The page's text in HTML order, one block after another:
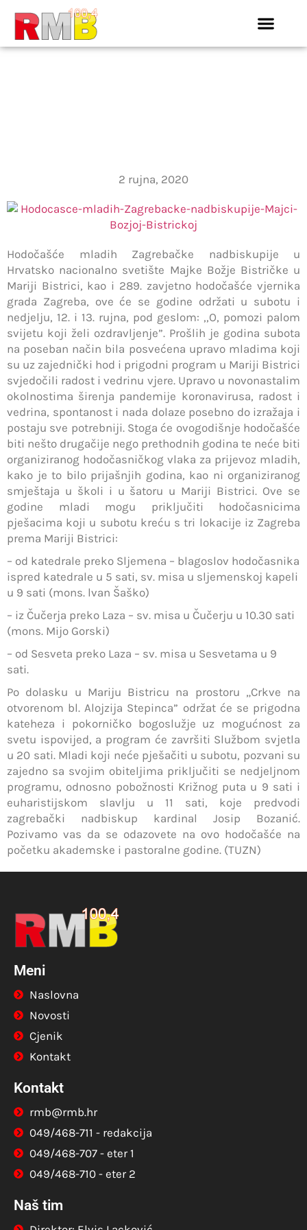
2 rujna, 2020
Hodočašće mladih Zagrebačke nadbiskupije u
Hrvatsko nacionalno svetište Majke Božje Bistričke u
Mariji Bistrici, kao i 289. zavjetno hodočašće vjernika
grada Zagreba, ove će se godine održati u subotu i
nedjelju, 12. i 13. rujna, pod geslom: ,,O, pomozi palom
svijetu koji želi ozdravljenje”. Prošlih je godina subota
na poseban način bila posvećena upravo mladima koji
su uz zajednički hod i prigodni program u Mariji Bistrici
svjedočili radost i vedrinu vjere. Upravo u novonastalim
okolnostima širenja pandemije koronavirusa, radost i
vedrina, spontanost i nada dolaze posebno do izražaja i
postaju sve potrebniji. Stoga će ovogodišnje hodočašće
biti nešto drugačije nego prethodnih godina te neće biti
organiziranog hodočasničkog vlaka za prijevoz mladih,
kako je to bilo prijašnjih godina, kao ni organiziranog
smještaja u školi i u šatoru u Mariji Bistrici. Ove se
godine mladi mogu priključiti hodočasnicima
pješacima koji u subotu kreću s tri lokacije iz Zagreba
prema Mariji Bistrici:
– od katedrale preko Sljemena – blagoslov hodočasnika
ispred katedrale u 5 sati, sv. misa u sljemenskoj kapeli
u 9 sati (mons. lvan Šaško)
– iz Čučerja preko Laza – sv. misa u Čučerju u 10.30 sati
(mons. Mijo Gorski)
– od Sesveta preko Laza – sv. misa u Sesvetama u 9
sati.
Po dolasku u Mariju Bistricu na prostoru „Crkve na
otvorenom bl. Alojzija Stepinca” održat će se prigodna
kateheza i pokorničko bogoslužje uz mogućnost za
svetu ispovijed, a program će završiti Službom svjetla
u 20 sati. Mladi koji neće pješačiti u subotu, pozvani su
zajedno sa svojim obiteljima priključiti se nedjeljnom
programu, odnosno pobožnosti Križnog puta u 9 sati i
euharistijskom slavlju u 11 sati, koje predvodi
zagrebački nadbiskup kardinal Josip Bozanić.
Pozivamo vas da se odazovete na ovo hodočašće na
početku akademske i pastoralne godine. (TUZN)
Meni
Naslovna
Novosti
Cjenik
Kontakt
Kontakt
rmb@rmb.hr
049/468-711 - redakcija
049/468-707 - eter 1
049/468-710 - eter 2
Naš tim